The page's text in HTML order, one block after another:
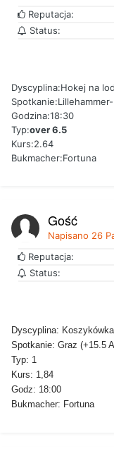
Reputacja:
Status:
Dyscyplina:Hokej na
Godzina:18:30
Typ:over 6.5
Kurs:2.64
Bukmacher:Fortuna
Gość
Napisano 26
Reputacja:
Status:
Dyscyplina:
Spotkanie: Graz (+15.5
Typ: 1
Kurs: 1,84
Godz: 18:00
Bukmacher: Fortuna